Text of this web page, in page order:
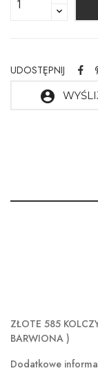
UDOSTĘPNIJ
account_circle
ZŁOTE 585
BARWIONA )
Dodatkowe